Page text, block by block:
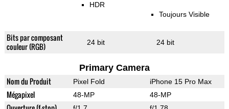
HDR
Toujours Visible
Bits par composant
couleur (RGB)
24 bit 24 bit
Primary Camera
Nom du Produit Pixel Fold iPhone 15 Pro Max
Mégapixel 48-MP 48-MP